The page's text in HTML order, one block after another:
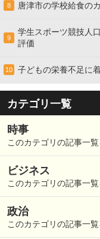
8 唐津市の学校給食の
9
学生スポーツ競技人
評価
10 子どもの栄養不足に
カテゴリ一覧
時事
このカテゴリの記事一
ビジネス
このカテゴリの記事一
政治
このカテゴリの記事一